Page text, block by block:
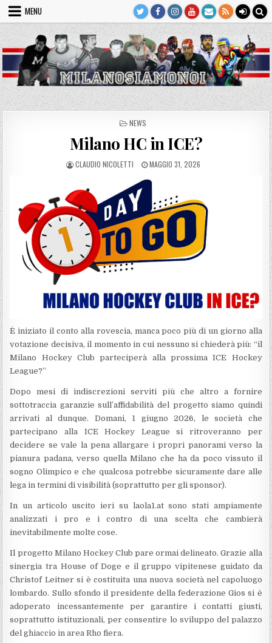
Skip
content
MENU
POSTED
NEWS
Milano HC in ICE?
AUTHOR:
CLAUDIO NICOLETTI
PUBLISHED
MAGGIO 31, 2026
È iniziato il conto alla rovescia, manca poco più di un giorno alla
votazione decisiva, il momento in cui nessuno si chiederà più: “il
Milano Hockey Club parteciperà alla prossima ICE Hockey
League?”
Dopo mesi di indiscrezioni serviti più che altro a fornire
sottotraccia garanzie sull’affidabilità del progetto siamo quindi
arrivati al dunque. Domani, 1 giugno 2026, le società che
partecipano alla ICE Hockey League si ritroveranno per
decidere se vale la pena allargare i propri panorami verso la
pianura padana, verso quella Milano che ha da poco vissuto il
sogno Olimpico e che qualcosa potrebbe sicuramente dare alle
lega in termini di visibilità (soprattutto per gli sponsor).
In un articolo uscito ieri su laola1.at sono stati ampiamente
analizzati i pro e i contro di una scelta che cambierà
inevitabilmente molte cose.
Il progetto Milano Hockey Club pare ormai delineato. Grazie alla
sinergia tra House of Doge e il gruppo vipitenese guidato da
Christof Leitner si è costituita una nuova società nel capoluogo
lombardo. Sullo sfondo il presidente della federazione Gios si è
adoperato incessantemente per garantire i contatti giusti,
soprattutto istituzionali, per consentire lo sviluppo del palazzo
del ghiaccio in area Rho fiera.